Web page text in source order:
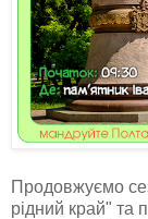
Продовжуємо
рідний край" та